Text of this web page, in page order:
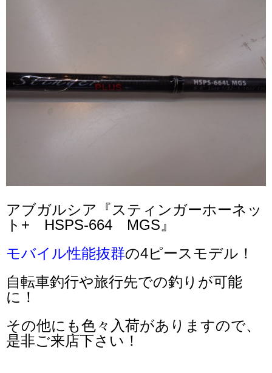
アブガルシア『スティンガーホーネッ
ト+ HSPS-664 MGS』
モバイル性能抜群の4ピースモデル！
自転車釣行や旅行先での釣りが可能
に！
その他にも色々入荷がありますので、
是非ご来店下さい！